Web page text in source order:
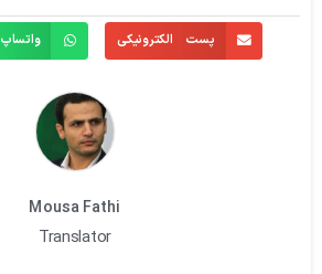
پست الکترونیکی واتساپ
Mousa Fathi
Translator